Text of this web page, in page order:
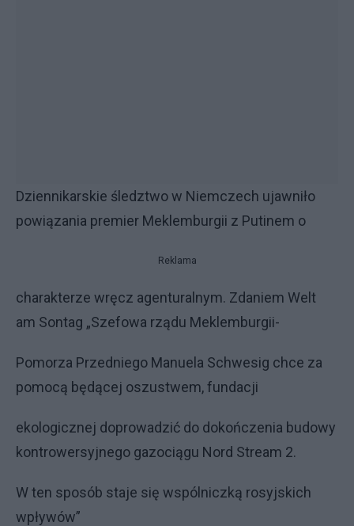
Dziennikarskie śledztwo w Niemczech ujawniło
powiązania premier Meklemburgii z Putinem o
Reklama
charakterze wręcz agenturalnym. Zdaniem Welt
am Sontag „Szefowa rządu Meklemburgii-
Pomorza Przedniego Manuela Schwesig chce za
pomocą będącej oszustwem, fundacji
ekologicznej doprowadzić do dokończenia budowy
kontrowersyjnego gazociągu Nord Stream 2.
W ten sposób staje się wspólniczką rosyjskich
wpływów”